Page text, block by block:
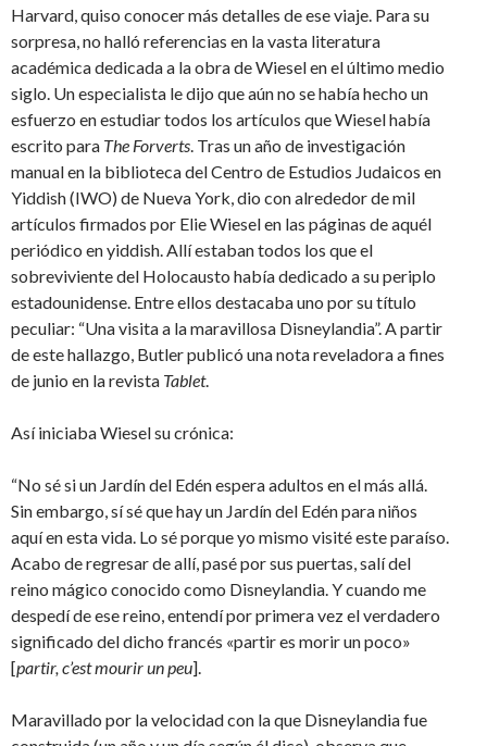
Harvard, quiso conocer más detalles de ese viaje. Para su
sorpresa, no halló referencias en la vasta literatura
académica dedicada a la obra de Wiesel en el último medio
siglo. Un especialista le dijo que aún no se había hecho un
esfuerzo en estudiar todos los artículos que Wiesel había
escrito para The Forverts . Tras un año de investigación
manual en la biblioteca del Centro de Estudios Judaicos en
Yiddish (IWO) de Nueva York, dio con alrededor de mil
artículos firmados por Elie Wiesel en las páginas de aquél
periódico en yiddish. Allí estaban todos los que el
sobreviviente del Holocausto había dedicado a su periplo
estadounidense. Entre ellos destacaba uno por su título
peculiar: “Una visita a la maravillosa Disneylandia”. A partir
de este hallazgo, Butler publicó una nota reveladora a fines
de junio en la revista Tablet.
Así iniciaba Wiesel su crónica:
“No sé si un Jardín del Edén espera adultos en el más allá.
Sin embargo, sí sé que hay un Jardín del Edén para niños
aquí en esta vida. Lo sé porque yo mismo visité este paraíso.
Acabo de regresar de allí, pasé por sus puertas, salí del
reino mágico conocido como Disneylandia. Y cuando me
despedí de ese reino, entendí por primera vez el verdadero
significado del dicho francés «partir es morir un poco»
[partir, c’est mourir un peu].
Maravillado por la velocidad con la que Disneylandia fue